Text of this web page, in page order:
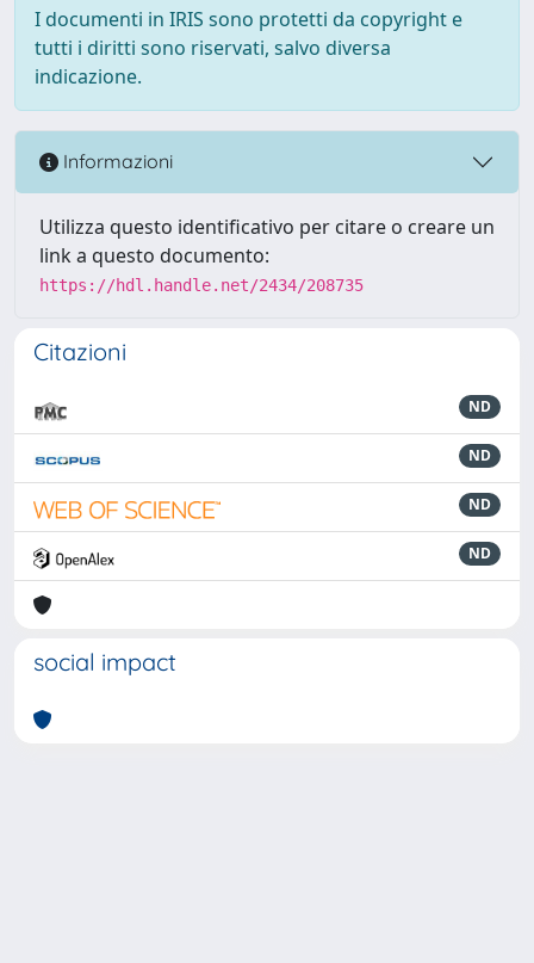
I documenti in IRIS sono protetti da copyright e
tutti i diritti sono riservati, salvo diversa
indicazione.
Informazioni
Utilizza questo identificativo per citare o creare un
link a questo documento:
https://hdl.handle.net/2434/208735
Citazioni
ND
ND
ND
ND
social impact